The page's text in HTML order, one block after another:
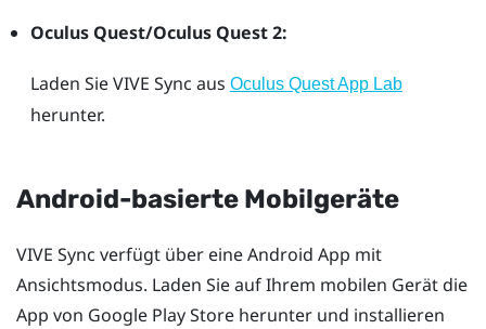
Oculus Quest/Oculus Quest2:
Laden SieVIVE Sync aus Oculus Quest App Lab
herunter.
Android-basierte Mobilgeräte
VIVE Sync verfügt über eineAndroid App mit
Ansichtsmodus. Laden Sie auf Ihrem mobilen Gerät die
App von Google Play Store herunter und installieren